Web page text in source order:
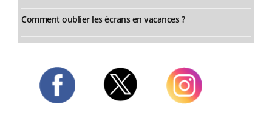
Comment oublier les écrans en vacances ?